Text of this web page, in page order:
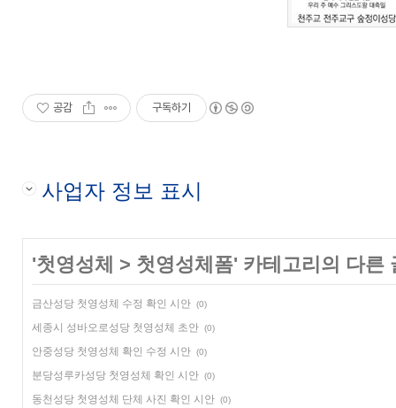
공감 구독하기
사업자 정보 표시
'첫영성체 > 첫영성체폼' 카테고리의 다른
금산성당 첫영성체 수정 확인 시안 (0)
세종시 성바오로성당 첫영성체 초안 (0)
안중성당 첫영성체 확인 수정 시안 (0)
분당성루카성당 첫영성체 확인 시안 (0)
동천성당 첫영성체 단체 사진 확인 시안 (0)